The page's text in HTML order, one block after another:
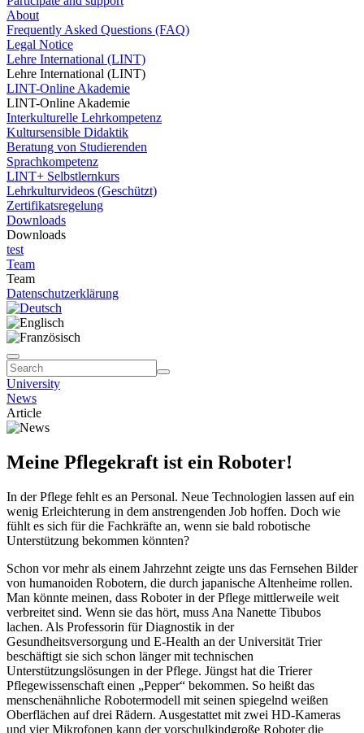
About
Frequently Asked Questions (FAQ)
Legal Notice
Lehre International (LINT)
Lehre International (LINT)
LINT-Online Akademie
LINT-Online Akademie
Interkulturelle Lehrkompetenz
Kultursensible Didaktik
Beratung von Studierenden
Sprachkompetenz
LINT+ Selbstlernkurs
Lehrkulturvideos (Geschützt)
Zertifikatsregelung
Downloads
Downloads
test
Team
Team
Datenschutzerklärung
University
News
Article
Meine Pflegekraft ist ein Roboter!
In der Pflege fehlt es an Personal. Neue Technologien lassen auf ein
wenig Erleichterung in dem anstrengenden Job hoffen. Doch wie
fühlt es sich für die Fachkräfte an, wenn sie bald robotische
Unterstützung bekommen könnten?
Schon vor mehr als einem Jahrzehnt zeigte uns das Fernsehen Bilder
von humanoiden Robotern, die durch japanische Altenheime rollen.
Man könnte meinen, dass Roboter in der Pflege mittlerweile weit
verbreitet sind. Wenn sie das hört, muss Ana Nanette Tibubos
lachen. Als Professorin für Diagnostik in der
Gesundheitsversorgung und E-Health an der Universität Trier
beschäftigt sie sich schon länger mit technischen
Unterstützungslösungen in der Pflege. Jüngst hat die Trierer
Pflegewissenschaft einen „Pepper“ bekommen. So heißt das
menschenähnliche Robotermodell mit seinen spiegelnd weißen
Oberflächen auf drei Rädern. Ausgestattet mit zwei HD-Kameras
und vier Mikrofonen kann der vorschulkindgroße Roboter die